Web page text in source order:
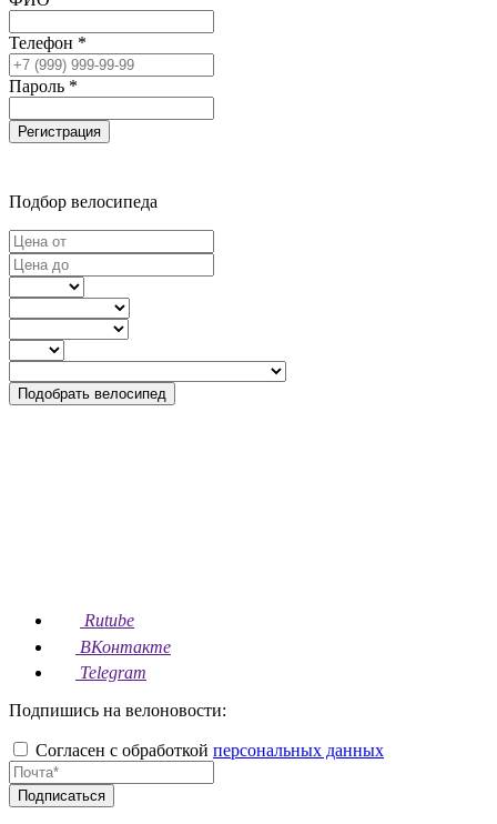
Телефон *
Пароль *
Регистрация
Подбор велосипеда
Подобрать велосипед
Rutube
ВКонтакте
Telegram
Подпишись на велоновости:
Согласен с обработкой персональных данных
Подписаться